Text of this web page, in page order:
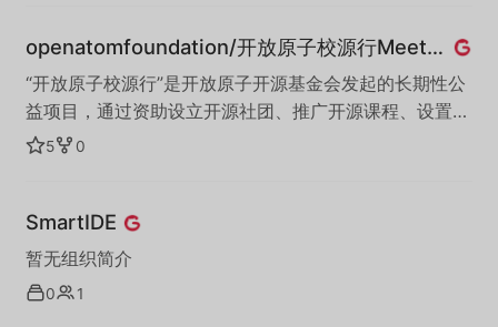
openatomfoundation/开放原子校源行Meetup
“开放原子校源行”是开放原子开源基金会发起的长期性公
益项目，通过资助设立开源社团、推广开源课程、设置开
源助学金等方式培育开源人才，繁荣开源生态。其中，
学生及专家成为Meetup发起人，在高校中自发组织形式
多样的Meetup活动，为开源教育赋能。
5 0
SmartIDE
暂无组织简介
0 1